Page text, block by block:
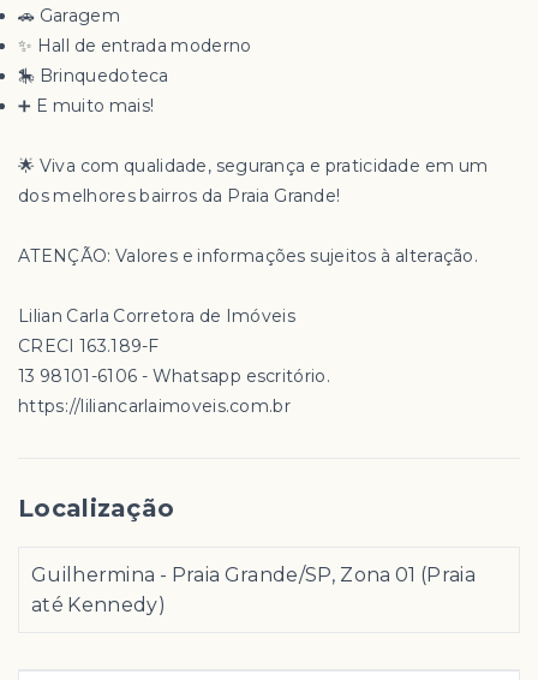
🚗 Garagem
✨ Hall de entrada moderno
🎠 Brinquedoteca
➕ E muito mais!
🌟 Viva com qualidade, segurança e praticidade em um
dos melhores bairros da Praia Grande!
ATENÇÃO: Valores e informações sujeitos à alteração.
Lilian Carla Corretora de Imóveis
CRECI 163.189-F
13 98101-6106 - Whatsapp escritório.
https://liliancarlaimoveis.com.br
Localização
Guilhermina - Praia Grande/SP, Zona 01 (Praia
até Kennedy)